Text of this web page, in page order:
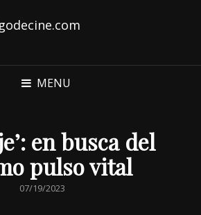
MENU
en busca del
pulso vital
POSTED
07/19/2023